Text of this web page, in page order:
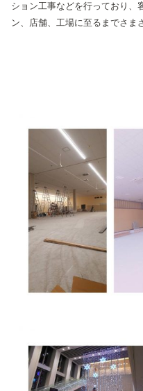
ション工事などを行っており、
ン、店舗、工場に至るまでさま